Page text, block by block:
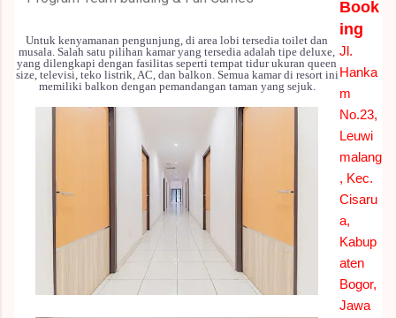
Untuk kenyamanan pengunjung, di area lobi tersedia toilet dan
musala. Salah satu pilihan kamar yang tersedia adalah tipe deluxe,
yang dilengkapi dengan fasilitas seperti tempat tidur ukuran queen
size, televisi, teko listrik, AC, dan balkon. Semua kamar di resort ini
memiliki balkon dengan pemandangan taman yang sejuk.
Book
ing
Jl.
Hanka
m
No.23,
Leuwi
malang
, Kec.
Cisaru
a,
Kabup
aten
Bogor,
Jawa